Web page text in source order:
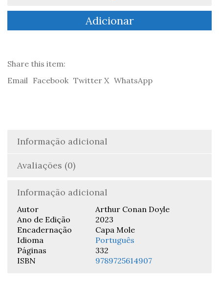
Os
Uma
dois
-
Adicionar
Share this item:
Email Facebook Twitter X WhatsApp
Informação adicional
Avaliações (0)
Informação adicional
Autor
Arthur Conan Doyle
Ano de Edição
2023
Encadernação
Capa Mole
Idioma
Português
Páginas
332
ISBN
9789725614907